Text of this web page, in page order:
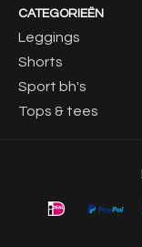
CATEGORIEËN
Leggings
Shorts
Sport bh's
Tops & tees